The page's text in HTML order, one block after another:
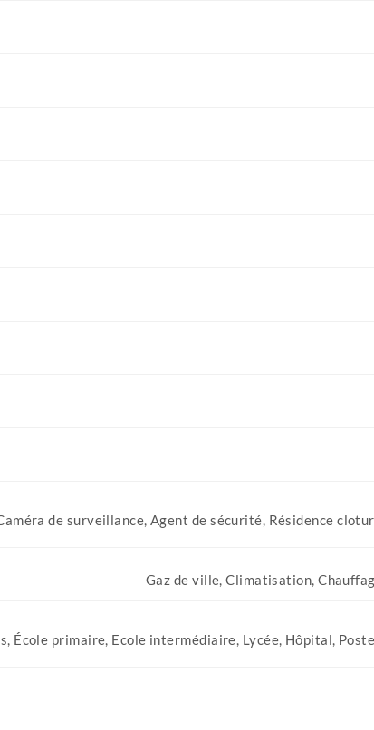
de surveillance, Agent de sécurité, Résidence
Gaz de ville, Climatisation,
École primaire, Ecole intermédiaire, Lycée, Hôpital,